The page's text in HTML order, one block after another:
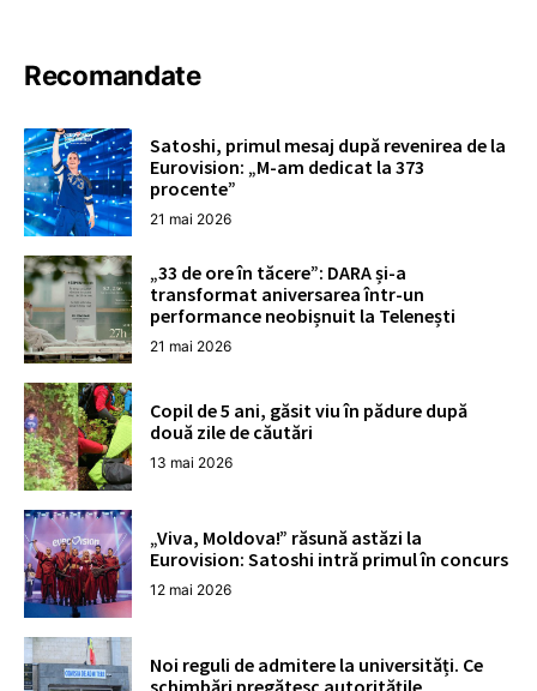
Recomandate
Satoshi, primul mesaj după revenirea de la
Eurovision: „M-am dedicat la 373
procente”
21 mai 2026
„33 de ore în tăcere”: DARA și-a
transformat aniversarea într-un
performance neobișnuit la Telenești
21 mai 2026
Copil de 5 ani, găsit viu în pădure după
două zile de căutări
13 mai 2026
„Viva, Moldova!” răsună astăzi la
Eurovision: Satoshi intră primul în concurs
12 mai 2026
Noi reguli de admitere la universități. Ce
schimbări pregătesc autoritățile